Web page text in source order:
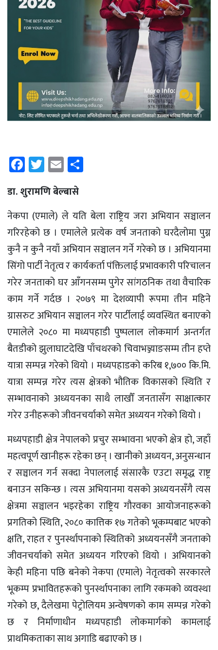
Facebook
Twitter
Email
डा. शुरामणि बेल्बासे
नेकपा (एमाले) ले यति बेला राष्ट्रिय जरा अभियान सञ्चालन
गरिरहेको छ । एमालेले प्रत्येक वर्ष जनताको घरदैलोमा पुग्न
कुनै न कुनै नयाँ अभियान सञ्चालन गर्ने गरेको छ । अभियानमा
सिंगो पार्टी नेतृत्व र कार्यकर्ता पंक्तिलाई प्रभावकारी परिचालन
गरेर जनताको घर आँगनसम्म पुगेर सांगठनिक तथा वैचारिक
काम गर्ने गर्दछ । २०७९ मा देशव्यापी रूपमा तीन महिने
ग्रासरुट अभियान सञ्चालन गरेर पार्टीलाई व्यवस्थित बनाएको
एमालेले २०८० मा मध्यपहाडी पुष्पलाल लोकमार्ग अन्तर्गत
बैतडीको झुलाघाटदेखि पाँचथरको चिवाभञ्ज्याङसम्म तीन हप्ते
यात्रा सम्पन्न गरेको थियो । मध्यपहाडको करिब १,७०० कि.मि.
यात्रा सम्पन्न गरेर त्यस क्षेत्रको भौतिक विकासको स्थिति र
सम्भावनाको अध्ययनका साथै लाखौँ जनतासँग साक्षात्कार
गरेर उनीहरूको जीवनचर्याको समेत अध्ययन गरेको थियो ।
मध्यपहाडी क्षेत्र नेपालको प्रचुर सम्भावना भएको क्षेत्र हो, जहाँ
महत्वपूर्ण खानीहरू रहेका छन् । खानीको अध्ययन, अनुसन्धान
र सञ्चालन गर्न सक्दा नेपाललाई संसारकै एउटा समृद्ध राष्ट्र
बनाउन सकिन्छ । त्यस अभियानमा यसको अध्ययनसँगै त्यस
क्षेत्रमा सञ्चालन भइरहेका राष्ट्रिय गौरवका आयोजनाहरूको
प्रगतिको स्थिति, २०८० कात्तिक १७ गतेको भूकम्पबाट भएको
क्षति, राहत र पुनर्स्थापनाको स्थितिको अध्ययनसँगै जनताको
जीवनचर्याको समेत अध्ययन गरिएको थियो । अभियानको
केही महिना पछि बनेको नेकपा (एमाले) नेतृत्वको सरकारले
भूकम्प प्रभावितहरूको पुनर्स्थापनाका लागि रकमको व्यवस्था
गरेको छ, दैलेखमा पेट्रोलियम अन्वेषणको काम सम्पन्न गरेको
छ र निर्माणाधीन मध्यपहाडी लोकमार्गको कामलाई
प्राथमिकताका साथ अगाडि बढाएको छ ।